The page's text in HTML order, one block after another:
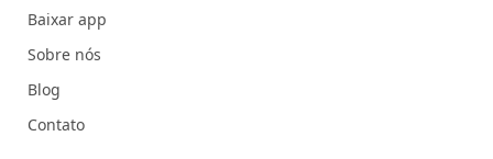
Baixar app
Sobre nós
Blog
Contato